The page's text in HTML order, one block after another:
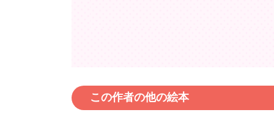
この作者の他の絵本